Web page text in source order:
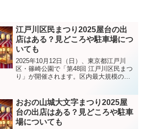
江戸川区民まつり2025屋台の出
店はある？見どころや駐車場につ
いても
2025年10月12日（日）、東京都江戸川
区・篠崎公園で「第48回 江戸川区民まつ
り」が開催されます。区内最大規模のイ
サウルスレースの復活、サンマの炭火焼
など、例年以上...
おおの山城大文字まつり2025屋
台の出店はある？見どころや駐車
場についても